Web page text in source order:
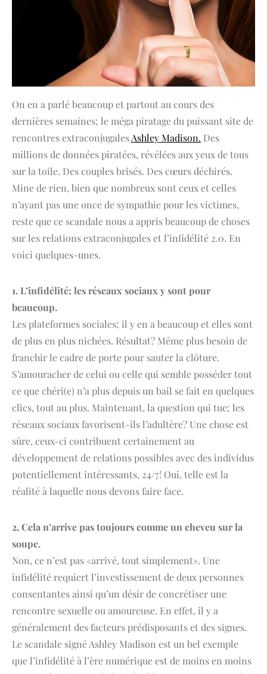
On en a parlé beaucoup et partout au cours des
dernières semaines; le méga piratage du puissant site de
rencontres extraconjugalesAshley Madison. Des
millions de données piratées, révélées aux yeux de tous
sur la toile. Des couples brisés. Des cœurs déchirés.
Mine de rien, bien que nombreux sont ceux et celles
n’ayant pas une once de sympathie pour les victimes,
reste que ce scandale nous a appris beaucoup de choses
sur les relations extraconjugales et l’infidélité 2.0. En
voici quelques-unes.
1. L’infidélité; les réseaux sociaux y sont pour
beaucoup.
Les plateformes sociales; il y en a beaucoup et elles sont
de plus en plus nichées. Résultat? Même plus besoin de
franchir le cadre de porte pour sauter la clôture.
S’amouracher de celui ou celle qui semble posséder tout
ce que chéri(e) n’a plus depuis un bail se fait en quelques
clics, tout au plus. Maintenant, la question qui tue; les
réseaux sociaux favorisent-ils l’adultère? Une chose est
sûre, ceux-ci contribuent certainement au
développement de relations possibles avec des individus
potentiellement intéressants, 24/7! Oui, telle est la
réalité à laquelle nous devons faire face.
2. Cela n’arrive pas toujours comme un cheveu sur la
soupe.
Non, ce n’est pas «arrivé, tout simplement». Une
infidélité requiert l’investissement de deux personnes
consentantes ainsi qu’un désir de concrétiser une
rencontre sexuelle ou amoureuse. En effet, il y a
généralement des facteurs prédisposants et des signes.
Le scandale signé Ashley Madison est un bel exemple
que l’infidélité à l’ère numérique est de moins en moins